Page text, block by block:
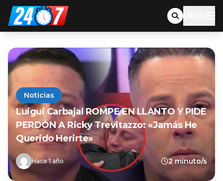
MENU
Noticias
Luigui Carbajal ROMPE EN LLANTO Y PIDE
PERDÓN A Ricky Trevitazzo: «Jamás He
Querido Herirte»
Hace 1 año 2 minuto/s